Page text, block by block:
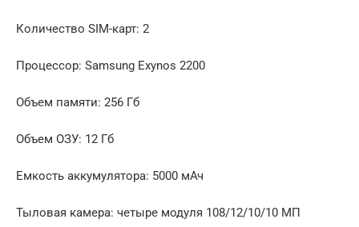
Количество SIM-карт: 2
Процессор: Samsung Exynos 2200
Объем памяти: 256 Гб
Объем ОЗУ: 12 Гб
Емкость аккумулятора: 5000 мАч
Тыловая камера: четыре модуля 108/12/10/10 МП